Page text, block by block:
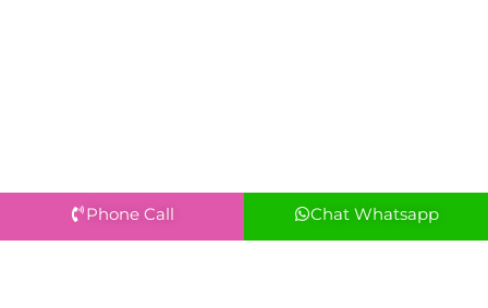
Phone Call Chat Whatsapp